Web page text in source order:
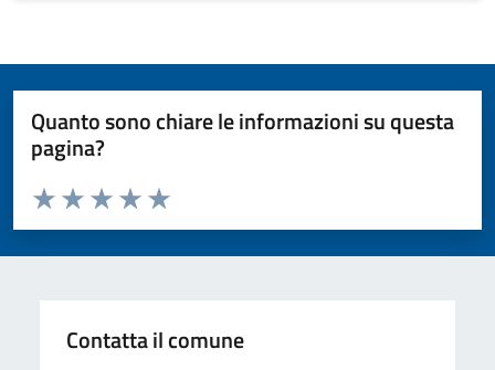
Quanto sono chiare le informazioni su questa
pagina?
Valuta da 1 a 5 stelle la pagina
Valuta 5 stelle su 5
Valuta 4 stelle su 5
Valuta 3 stelle su 5
Valuta 2 stelle su 5
Valuta 1 stelle su 5
Contatta il comune